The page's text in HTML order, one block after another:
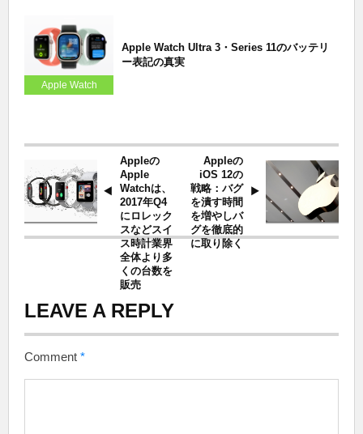
Apple Watch
Apple Watch Ultra 3・Series 11のバッテリ
ー表記の真実
Appleの
Apple
Watchは、
2017年Q4
にロレック
スなどスイ
ス時計業界
全体より多
くの台数を
販売
Appleの
iOS 12の
戦略：バグ
を潰す時間
を増やしバ
グを徹底的
に取り除く
LEAVE A REPLY
Comment *